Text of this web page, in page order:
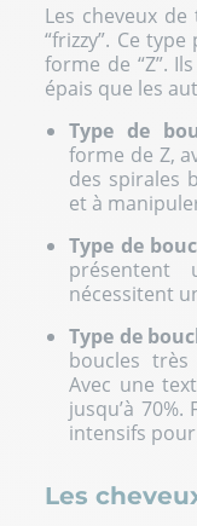
Les cheveux
“frizzy”. Ce
forme de “Z”.
épais que les
Type de
forme de Z,
des spirales
et à
Type de
présentent
nécessitent
Type de
boucles
Avec une
jusqu’à
intensifs
Les